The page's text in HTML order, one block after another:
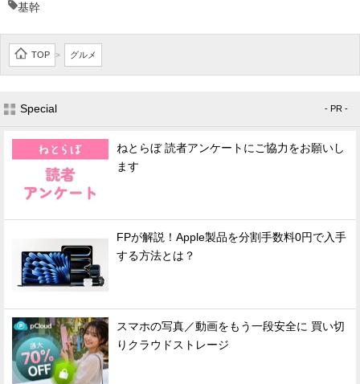
基幹
TOP > グルメ
Special - PR -
ねとらぼ 読者アンケートにご協力をお願いし
ます
FPが解説！Apple製品を分割手数料0円で入手
する方法とは？
スマホの写真／動画をもう一段安全に 買い切
りクラウドストレージ